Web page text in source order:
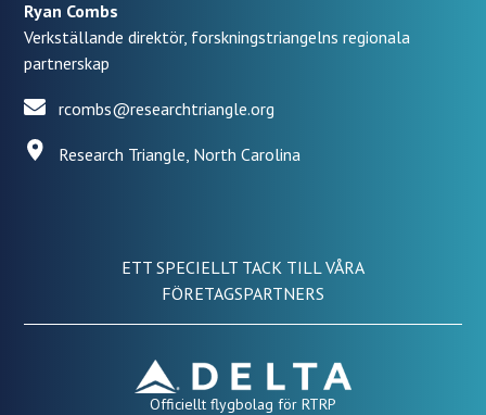
Ryan Combs
Verkställande direktör, forskningstriangelns regionala
partnerskap
rcombs@researchtriangle.org
Research Triangle, North Carolina
ETT SPECIELLT TACK TILL VÅRA
FÖRETAGSPARTNERS
Officiellt flygbolag för RTRP